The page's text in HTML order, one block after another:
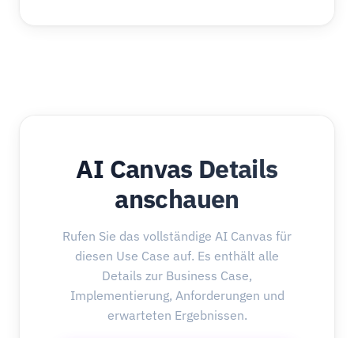
AI Canvas Details
anschauen
Rufen Sie das vollständige AI Canvas für
diesen Use Case auf. Es enthält alle
Details zur Business Case,
Implementierung, Anforderungen und
erwarteten Ergebnissen.